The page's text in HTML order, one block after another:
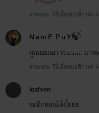
จากตอน: วิธีเลี้ยงบอดี้การ์ด
N a m E_P u Y🍃
คุณเขมเอา ห.ร.ร.ม. มา
จากตอน: วิธีเลี้ยงบอดี้การ์ด
leafven
ขออีกตอนได้มั้ยยย